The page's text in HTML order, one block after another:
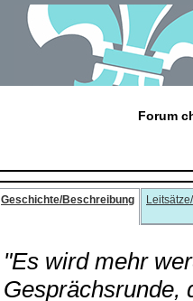
Forum
Geschichte/Beschreibung
"Es wird mehr
Gesprächsrunde,